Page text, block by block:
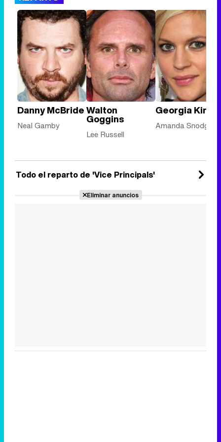
Danny McBride
Neal Gamby
Walton
Goggins
Lee Russell
Georgia King
Amanda
Todo el reparto de 'Vice Principals'
Eliminar anuncios